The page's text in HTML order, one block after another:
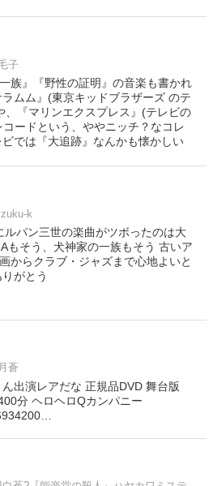
子
族』『野性の証明』の音楽も書かれ
ムム』(東京キッドブラザーズ のテ
、『マリンエクスプレス』(テレビの
ードという、ややニッチ？なコレ
では『大追跡』なんかも懐かしい
k
ルパン三世の楽曲がツボったのは大
もそう、犬神家の一族もそう 古いア
からクラブ・ジャズまで心地よいと
がとう
蒼
出演レアだな 正規品DVD 舞台版
分 ヘロヘロQカンパニー